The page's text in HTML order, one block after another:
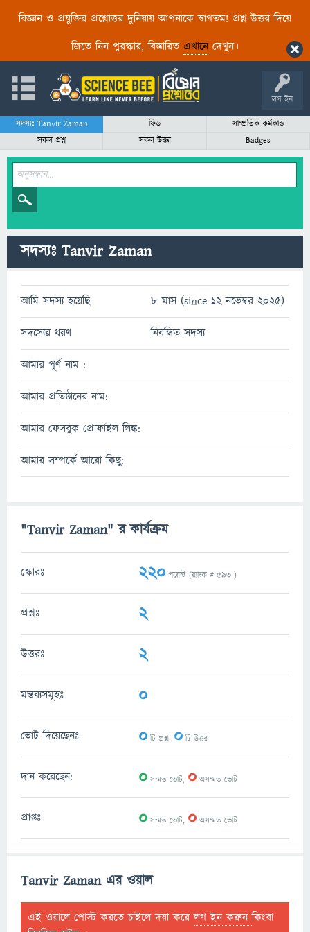
বিজ্ঞান ও প্রযুক্তির প্রশ্নোত্তর দুনিয়ায় আপনাকে স্বাগতম! প্রশ্ন-উত্তর দিয়ে
জিতে নিন পুরস্কার, বিস্তারিত এখানেদেখুন।
লগ ইন
সদস্যঃ Tanvir Zaman ফিড
সাম্প্রতিক কর্মকান্ড
সকল প্রশ্ন
সকল উত্তর Badges
সদস্যঃ Tanvir Zaman
আমি সদস্য হয়েছি 8 মাস (since 12 নভেম্বর 2025)
সদস্যের ধরণ নিবন্ধিত সদস্য
আমার পূর্ণ নাম :
আমার প্রতিষ্ঠানের নাম:
আমার ফেসবুক প্রোফাইল লিঙ্ক:
আমার সম্পর্কে আরো কিছু:
"Tanvir Zaman" র কার্যক্রম
স্কোরঃ 220 পয়েন্ট (র‌্যাংক # 593 )
প্রশ্নঃ 2
উত্তরঃ 2
মন্তব্যসমূহঃ 0
ভোট দিয়েছেনঃ 0টি প্রশ্ন, 0টি উত্তর
দান করেছেন: 0সম্মত ভোট, 0অসম্মত ভোট
প্রাপ্তঃ 0সম্মত ভোট, 0অসম্মত ভোট
Tanvir Zaman এর ওয়াল
এই ওয়ালে পোস্ট করতে চাইলে দয়া করেলগ ইন করুনকিংবা